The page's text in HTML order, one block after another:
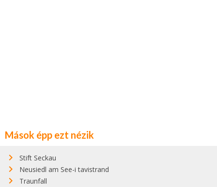
Mások épp ezt nézik
Stift Seckau
Neusiedl am See-i tavistrand
Traunfall